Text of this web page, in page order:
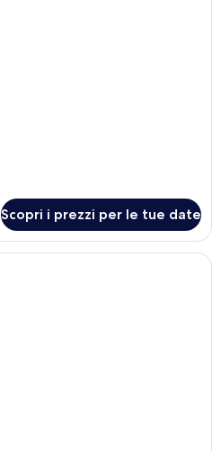
Scopri i prezzi per le tue date